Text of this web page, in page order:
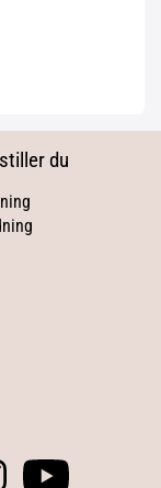
du
instagramyoutube